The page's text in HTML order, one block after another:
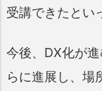
受講できたとい
今後、DX化が
らに進展し、場